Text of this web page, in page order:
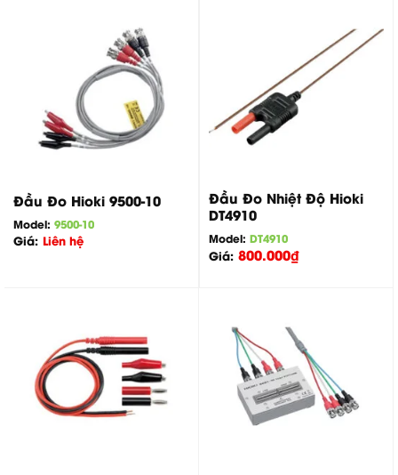
Đầu Đo Hioki 9500-10
Model: 9500-10
Giá: Liên hệ
Đầu Đo Nhiệt Độ Hioki
DT4910
Model: DT4910
Giá: 800.000₫